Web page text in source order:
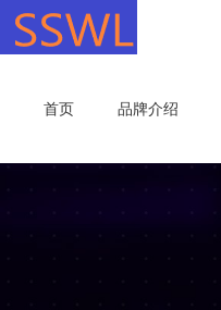
首页 品牌介绍